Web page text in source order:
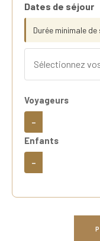
Dates de séjour
Durée minimale
Voyageurs
-
Enfants
-